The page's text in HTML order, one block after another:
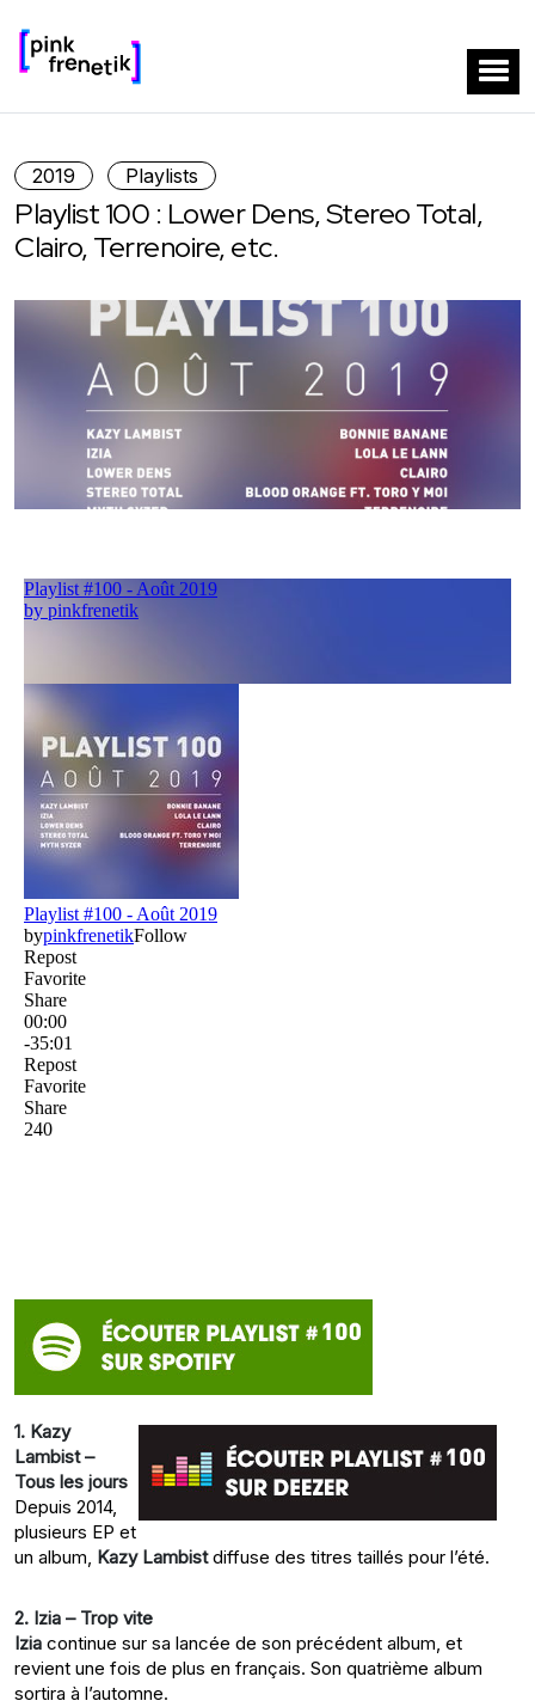
2019 Playlists
Playlist 100 : Lower Dens, Stereo Total,
Clairo, Terrenoire, etc.
1. Kazy
Lambist –
Tous les jours
Depuis 2014,
plusieurs EP et
un album, Kazy Lambistdiffuse des titres taillés pour l’été.
2. Izia – Trop vite
Izia continue sur sa lancée de son précédent album, et
revient une fois de plus en français. Son quatrième album
sortira à l’automne.